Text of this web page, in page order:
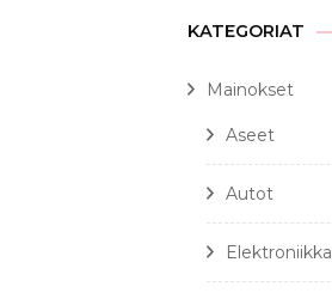
KATEGORIAT
Mainokset
Aseet
Autot
Elektroniikka